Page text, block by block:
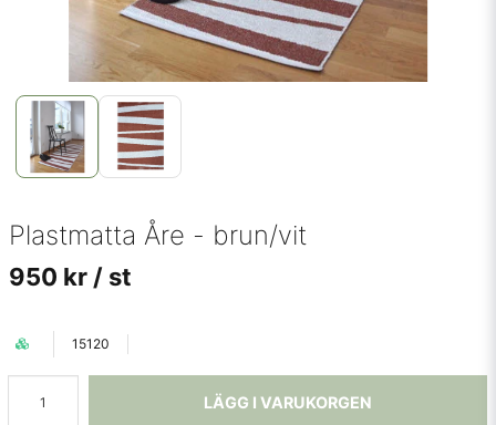
Plastmatta Åre - brun/vit
950 kr / st
15120
LÄGG I VARUKORGEN